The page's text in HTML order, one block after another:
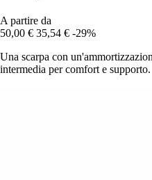
A partire da
50,00 € 35,54 € -29%
Una scarpa con
intermedia per comfort e supporto.